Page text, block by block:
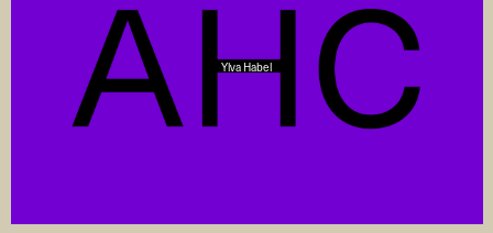
Ylva Habel